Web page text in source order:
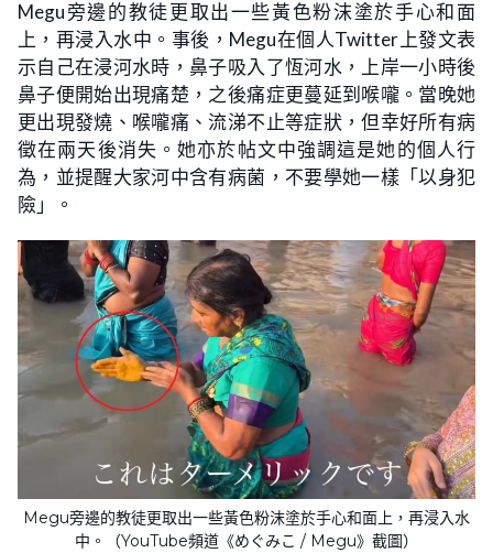
Megu旁邊的教徒更取出一些黃色粉沫塗於手心和面
上，再浸入水中。事後，Megu在個人Twitter上發文表
示自己在浸河水時，鼻子吸入了恆河水，上岸一小時後
鼻子便開始出現痛楚，之後痛症更蔓延到喉嚨。當晚她
更出現發燒、喉嚨痛、流涕不止等症狀，但幸好所有病
徵在兩天後消失。她亦於帖文中強調這是她的個人行
為，並提醒大家河中含有病菌，不要學她一樣「以身犯
險」。
Megu旁邊的教徒更取出一些黃色粉沫塗於手心和面上，再浸入水
中。（YouTube頻道《めぐみこ / Megu》截圖）